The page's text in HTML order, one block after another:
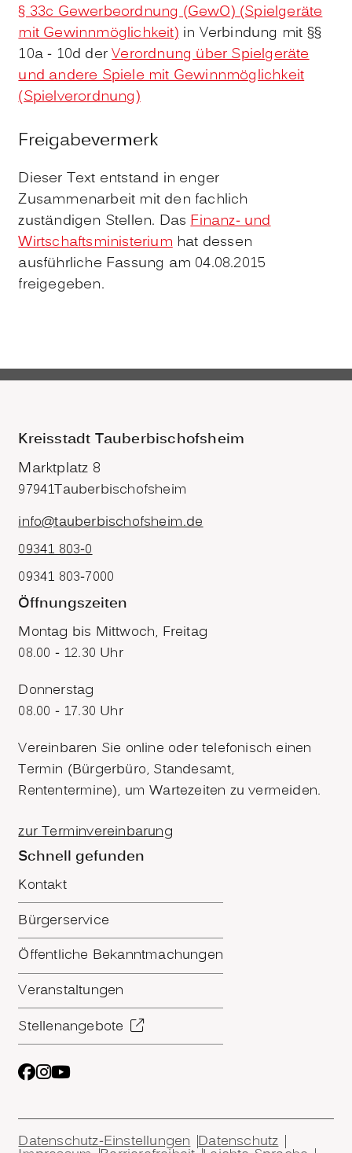
§ 33c Gewerbeordnung (GewO) (Spielgeräte
mit Gewinnmöglichkeit)in Verbindung mit §§
10a - 10d derVerordnung über Spielgeräte
und andere Spiele mit Gewinnmöglichkeit
(Spielverordnung)
Freigabevermerk
Dieser Text entstand in enger
Zusammenarbeit mit den fachlich
zuständigen Stellen. DasFinanz- und
Wirtschaftsministeriumhat dessen
ausführliche Fassung am 04.08.2015
freigegeben.
Kreisstadt Tauberbischofsheim
Marktplatz 8
97941Tauberbischofsheim
info@tauberbischofsheim.de
09341 803-0
09341 803-7000
Öffnungszeiten
Montag bis Mittwoch, Freitag
08.00 - 12.30 Uhr
Donnerstag
08.00 - 17.30 Uhr
Vereinbaren Sie online oder telefonisch einen
Termin (Bürgerbüro, Standesamt,
Rententermine), um Wartezeiten zu vermeiden.
zur Terminvereinbarung
Schnell gefunden
Kontakt
Bürgerservice
Öffentliche Bekanntmachungen
Veranstaltungen
Stellenangebote
Datenschutz-Einstellungen Datenschutz